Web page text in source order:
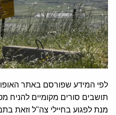
לפי המידע שפורסם באתר
תושבים סורים מקומיים להניח
מנת לפגוע בחיילי צה"ל וזאת בתמורה ל-20